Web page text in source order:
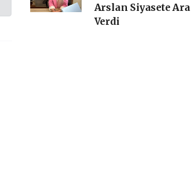
Arslan Siyasete Ara
Verdi